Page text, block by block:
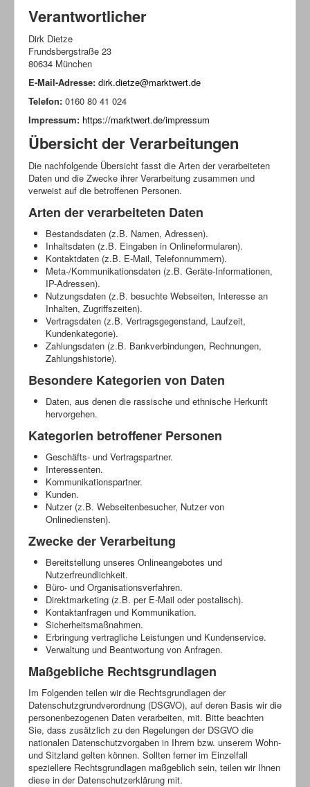
Verantwortlicher
Dirk Dietze
Frundsbergstraße 23
80634 München
E-Mail-Adresse: dirk.dietze@marktwert.de
Telefon: 0160 80 41 024
Impressum: https://marktwert.de/impressum
Übersicht der Verarbeitungen
Die nachfolgende Übersicht fasst die Arten der verarbeiteten
Daten und die Zwecke ihrer Verarbeitung zusammen und
verweist auf die betroffenen Personen.
Arten der verarbeiteten Daten
Bestandsdaten (z.B. Namen, Adressen).
Inhaltsdaten (z.B. Eingaben in Onlineformularen).
Kontaktdaten (z.B. E-Mail, Telefonnummern).
Meta-/Kommunikationsdaten (z.B. Geräte-Informationen,
IP-Adressen).
Nutzungsdaten (z.B. besuchte Webseiten, Interesse an
Inhalten, Zugriffszeiten).
Vertragsdaten (z.B. Vertragsgegenstand, Laufzeit,
Kundenkategorie).
Zahlungsdaten (z.B. Bankverbindungen, Rechnungen,
Zahlungshistorie).
Besondere Kategorien von Daten
Daten, aus denen die rassische und ethnische Herkunft
hervorgehen.
Kategorien betroffener Personen
Geschäfts- und Vertragspartner.
Interessenten.
Kommunikationspartner.
Kunden.
Nutzer (z.B. Webseitenbesucher, Nutzer von
Onlinediensten).
Zwecke der Verarbeitung
Bereitstellung unseres Onlineangebotes und
Nutzerfreundlichkeit.
Büro- und Organisationsverfahren.
Direktmarketing (z.B. per E-Mail oder postalisch).
Kontaktanfragen und Kommunikation.
Sicherheitsmaßnahmen.
Erbringung vertragliche Leistungen und Kundenservice.
Verwaltung und Beantwortung von Anfragen.
Maßgebliche Rechtsgrundlagen
Im Folgenden teilen wir die Rechtsgrundlagen der
Datenschutzgrundverordnung (DSGVO), auf deren Basis wir die
personenbezogenen Daten verarbeiten, mit. Bitte beachten
Sie, dass zusätzlich zu den Regelungen der DSGVO die
nationalen Datenschutzvorgaben in Ihrem bzw. unserem Wohn-
und Sitzland gelten können. Sollten ferner im Einzelfall
speziellere Rechtsgrundlagen maßgeblich sein, teilen wir Ihnen
diese in der Datenschutzerklärung mit.